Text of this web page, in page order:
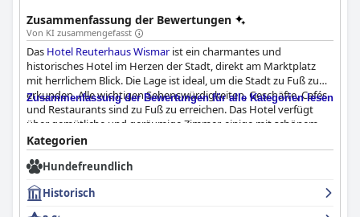
Zusammenfassung der Bewertungen
Von KI zusammengefasst
Das Hotel Reuterhaus Wismarist ein charmantes und
historisches Hotel im Herzen der Stadt, direkt am Marktplatz
mit herrlichem Blick. Die Lage ist ideal, um die Stadt zu Fuß zu
erkunden. Alle wichtigen Sehenswürdigkeiten, Geschäfte, Cafés
und Restaurants sind zu Fuß zu erreichen. Das Hotel verfügt
über gemütliche und geräumige Zimmer, einige mit schönem
Blick auf den Marktplatz. Obwohl das Hotel alt ist und keinen
Aufzug hat, finden die Gäste es charmant und komfortabel. Das
hoteleigene Restaurant bietet köstliche lokale Spezialitäten und
eine bemerkenswerte Weinkollektion. Das Frühstück wurde
unterschiedlich bewertet, aber viele Gäste lobten das gute und
reichhaltige Frühstück mit frischen Eiern und einer guten
Zusammenfassung der Bewertungen für alle Kategorien lesen
Kategorien
Hundefreundlich
Historisch